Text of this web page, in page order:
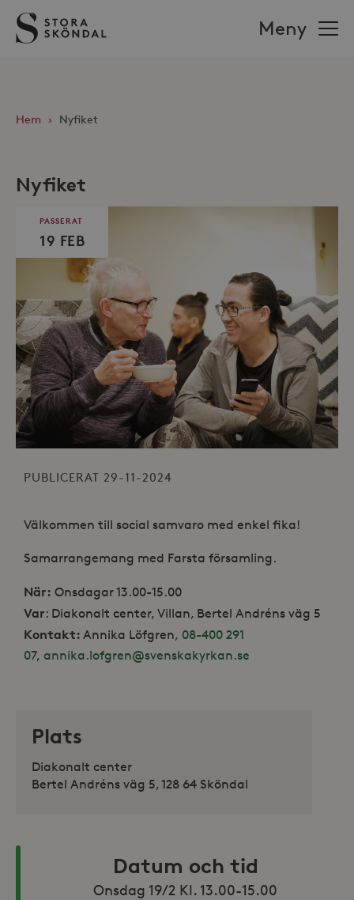
Stora
Sköndal
Meny
Hem › Nyfiket
Nyfiket
PASSERAT
19 FEB
PUBLICERAT 29-11-2024
Välkommen till social samvaro med enkel fika!
Samarrangemang med Farsta församling.
När: Onsdagar 13.00-15.00
Var: Diakonalt center, Villan, Bertel Andréns väg 5
Kontakt: Annika Löfgren, 08-400 291
07, annika.lofgren@svenskakyrkan.se
Plats
Diakonalt center
Bertel Andréns väg 5, 128 64 Sköndal
Datum och tid
Onsdag 19/2 Kl. 13.00-15.00